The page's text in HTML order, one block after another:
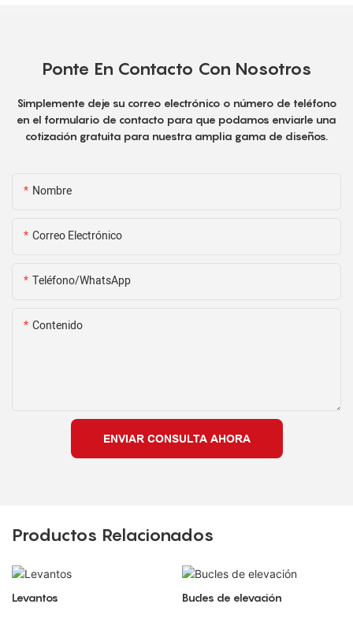
Ponte En Contacto Con Nosotros
Simplemente deje su correo electrónico o número de teléfono
en el formulario de contacto para que podamos enviarle una
cotización gratuita para nuestra amplia gama de diseños.
Nombre
Correo Electrónico
Teléfono/WhatsApp
Contenido
ENVIAR CONSULTA AHORA
Productos Relacionados
Levantos Bucles de elevación